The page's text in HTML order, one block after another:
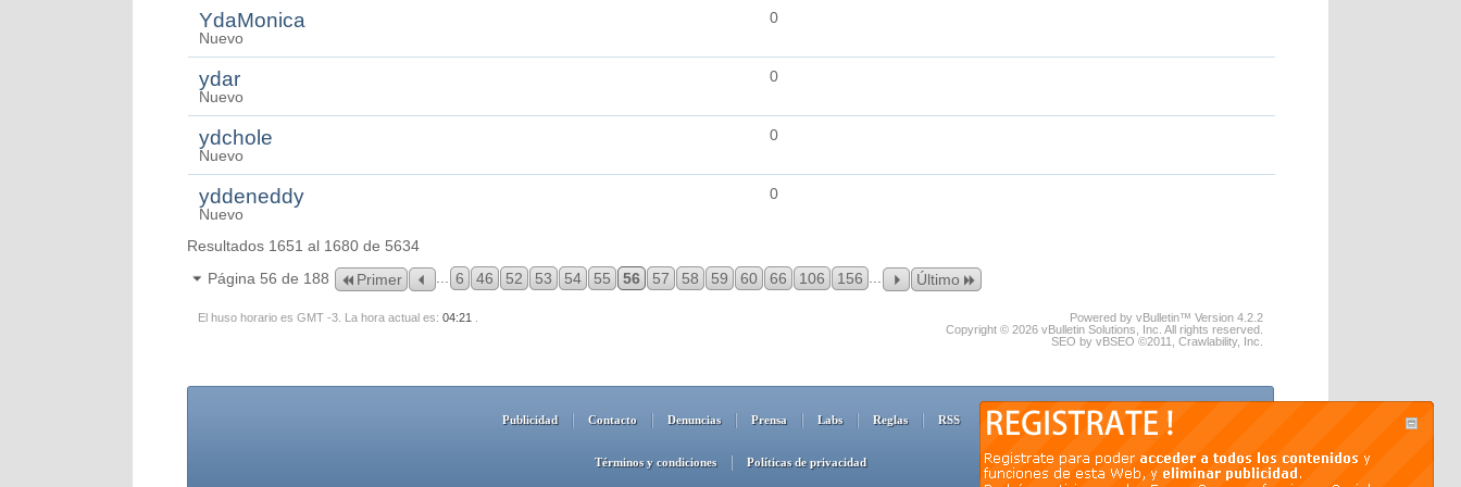
YdaMonica
Nuevo
0
ydar
Nuevo
0
ydchole
Nuevo
0
yddeneddy
Nuevo
0
Resultados 1651 al 1680 de 5634
Página 56 de 188
Primer 6 46 52 53 54 55 56 57 58 59 60 66 106 156 Último
El huso horario es GMT -3. La hora actual es: 04:21
Powered by vBulletin™ Version 4.2.2
Copyright © 2026 vBulletin Solutions, Inc. All rights reserved.
SEO by vBSEO ©2011, Crawlability, Inc.
Publicidad Contacto Denuncias Prensa Labs Reglas RSS
Términos y condiciones Políticas de privacidad